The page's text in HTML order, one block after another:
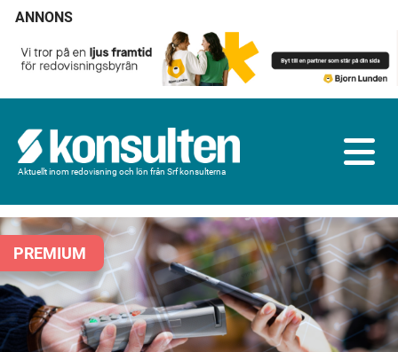
ANNONS
Aktuellt inom redovisning och lön från Srf konsulterna
PREMIUM